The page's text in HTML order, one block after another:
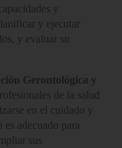
y
y ejecutar
y evaluar su
Gerontológica y
de la salud
en el cuidado y
es adecuado para
sus